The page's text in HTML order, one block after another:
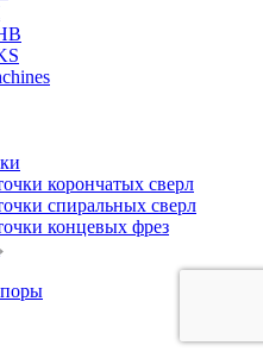
корончатых сверл
спиральных сверл
концевых фрез